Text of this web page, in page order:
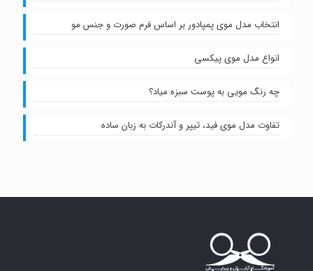
انتخاب مدل موی پمپادور بر اساس فرم صورت و جنس مو
انواع مدل موی پیکسی
چه رنگ مویی به پوست سبزه میاد؟
تفاوت مدل موی فید، تیپر و آندرکات به زبان ساده